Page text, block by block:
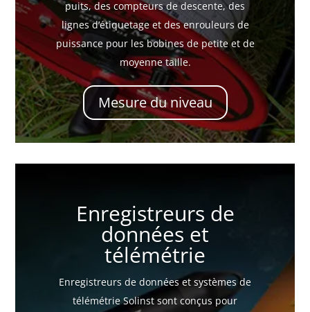
puits, des compteurs de descente, des
lignes d’étiquetage et des enrouleurs de
puissance pour les bobines de petite et de
moyenne taille.
Mesure du niveau
Enregistreurs de
données et
télémétrie
Enregistreurs de données et systèmes de
télémétrieSolinst sont conçus pour